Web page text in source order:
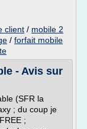
client / mobile 2
/ forfait mobile
- Avis sur
(SFR la
; du coup je
;